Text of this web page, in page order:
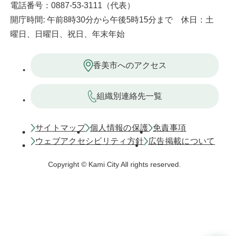
電話番号：0887-53-3111（代表）
開庁時間: 午前8時30分から午後5時15分まで 休日：土
曜日、日曜日、祝日、年末年始
香美市へのアクセス
組織別連絡先一覧
サイトマップ 個人情報の保護 免責事項
ウェブアクセシビリティ方針
広告掲載について
Copyright © Kami City All rights reserved.